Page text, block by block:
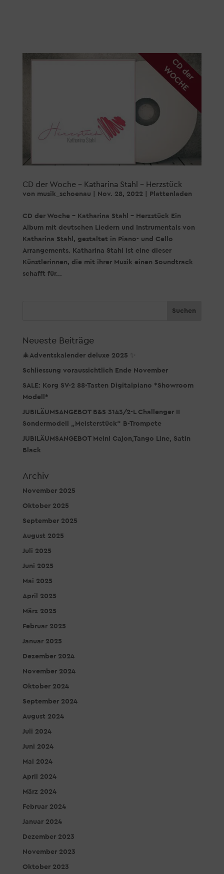
CD der Woche – Katharina Stahl – Herzstück
von musik_schoenau Nov. 28, 2022 Plattenladen
CD der Woche – Katharina Stahl – Herzstück Ein
Album mit deutschen Liedern und Instrumentals von
Katharina Stahl, gestaltet in Piano- und Cello
Arrangements. Katharina Stahl ist eine dieser
Künstlerinnen, die mit ihrer Musik einen Soundtrack
schafft für...
Neueste Beiträge
🎄Adventskalender deluxe 2025 ✨
Schliessung voraussichtlich Ende November
SALE: Korg SV-2 88-Tasten Digitalpiano *Showroom
Modell*
JUBILÄUMSANGEBOT B&S 3143/2-L Challenger II
Sondermodell „Meisterstück“ B-Trompete
JUBILÄUMSANGEBOT Meinl Cajon,Tango Line, Satin
Black
Archiv
November 2025
Oktober 2025
September 2025
August 2025
Juli 2025
Juni 2025
Mai 2025
April 2025
März 2025
Februar 2025
Januar 2025
Dezember 2024
November 2024
Oktober 2024
September 2024
August 2024
Juli 2024
Juni 2024
Mai 2024
April 2024
März 2024
Februar 2024
Januar 2024
Dezember 2023
November 2023
Oktober 2023